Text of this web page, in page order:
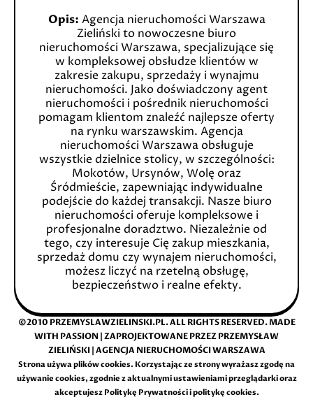
Opis: Agencja nieruchomości Warszawa
Zieliński to nowoczesne biuro
nieruchomości Warszawa, specjalizujące się
w kompleksowej obsłudze klientów w
zakresie zakupu, sprzedaży i wynajmu
nieruchomości. Jako doświadczony agent
nieruchomości i pośrednik nieruchomości
pomagam klientom znaleźć najlepsze oferty
na rynku warszawskim. Agencja
nieruchomości Warszawa obsługuje
wszystkie dzielnice stolicy, w szczególności:
Mokotów, Ursynów, Wolę oraz
Śródmieście, zapewniając indywidualne
podejście do każdej transakcji. Nasze biuro
nieruchomości oferuje kompleksowe i
profesjonalne doradztwo. Niezależnie od
tego, czy interesuje Cię zakup mieszkania,
sprzedaż domu czy wynajem nieruchomości,
możesz liczyć na rzetelną obsługę,
bezpieczeństwo i realne efekty.
©2010 PRZEMYSLAWZIELINSKI.PL. ALL RIGHTS RESERVED. MADE
WITH PASSION | ZAPROJEKTOWANE PRZEZPRZEMYSŁAW
ZIELIŃSKI|AGENCJA NIERUCHOMOŚCI WARSZAWA
Strona używa plików cookies. Korzystając ze strony wyrażasz zgodę na
używanie cookies, zgodnie z aktualnymi ustawieniami przeglądarki oraz
akceptujesz Politykę Prywatności i politykę cookies.